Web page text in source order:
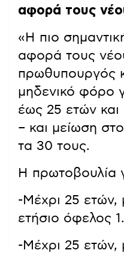
αφορά τους
«Η πιο
αφορά τους
πρωθυπουργός
μηδενικό φόρο
έως 25 ετών
– και μείωση
τα 30 τους.
Η πρωτοβουλία
-Μέχρι 25 ετών,
ετήσιο όφελος
-Μέχρι 25